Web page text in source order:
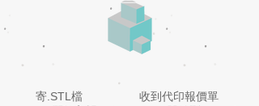
寄.STL檔 收到代印報價單